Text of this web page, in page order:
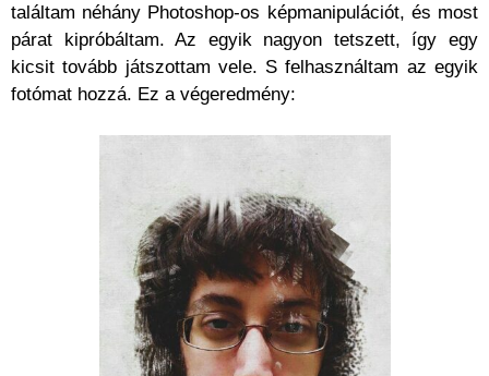
találtam néhány Photoshop-os képmanipulációt, és most
párat kipróbáltam. Az egyik nagyon tetszett, így egy
kicsit tovább játszottam vele. S felhasználtam az egyik
fotómat hozzá. Ez a végeredmény: